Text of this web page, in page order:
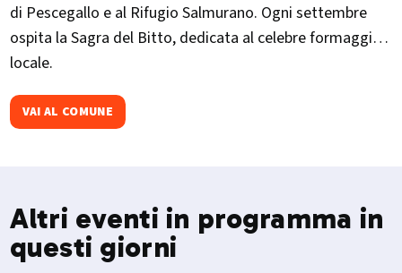
di Pescegallo e al Rifugio Salmurano. Ogni settembre
ospita la Sagra del Bitto, dedicata al celebre formaggio
locale.​
VAI AL COMUNE
Altri eventi in programma in
questi giorni